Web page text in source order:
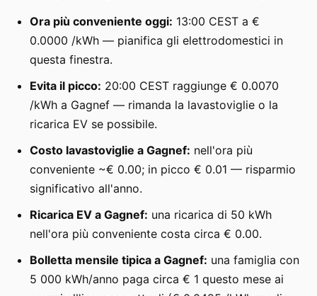
Ora più conveniente oggi: 13:00 CEST a €
0.0000 /kWh — pianifica gli elettrodomestici in
questa finestra.
Evita il picco: 20:00 CEST raggiunge € 0.0070
/kWh a Gagnef — rimanda la lavastoviglie o la
ricarica EV se possibile.
Costo lavastoviglie a Gagnef: nell'ora più
conveniente ~€ 0.00; in picco € 0.01 — risparmio
significativo all'anno.
Ricarica EV a Gagnef: una ricarica di 50 kWh
nell'ora più conveniente costa circa € 0.00.
Bolletta mensile tipica a Gagnef: una famiglia con
5 000 kWh/anno paga circa € 1 questo mese ai